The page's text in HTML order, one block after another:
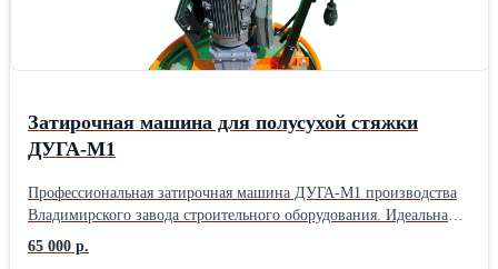
шкафы одностворчатые и двустворчатые; - табуреты; - стулья; -
Затирочная машина для полусухой стяжки
ДУГА-М1
Профессиональная затирочная машина ДУГА-М1 производства
Владимирского завода строительного оборудования. Идеальна
для полусухой стяжки, вес с диском всего 40кг! Складная рама,
регулировка стойки по росту оператора, надёжный пусковой
65 000 р.